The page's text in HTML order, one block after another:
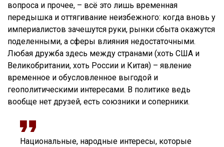
вопроса и прочее, – всё это лишь временная
передышка и оттягивание неизбежного: когда вновь у
империалистов зачешутся руки, рынки сбыта окажутся
поделенными, а сферы влияния недостаточными.
Любая дружба здесь между странами (хоть США и
Великобритании, хоть России и Китая) – явление
временное и обусловленное выгодой и
геополитическими интересами. В политике ведь
вообще нет друзей, есть союзники и соперники.
Национальные, народные интересы, которые